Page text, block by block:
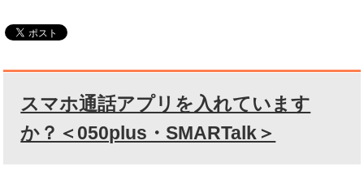
スマホ通話アプリを入れています
か？＜050plus・SMARTalk＞